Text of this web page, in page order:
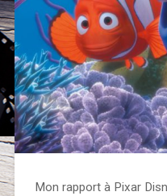
Mon rapport à Pixar